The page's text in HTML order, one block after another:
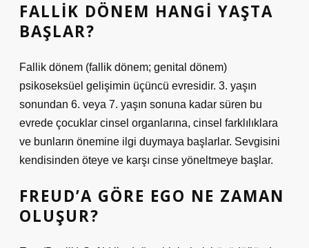
FALLIK DÖNEM HANGI YAŞTA
BAŞLAR?
Fallik dönem (fallik dönem; genital dönem)
psikoseksüel gelişimin üçüncü evresidir. 3. yaşın
sonundan 6. veya 7. yaşın sonuna kadar süren bu
evrede çocuklar cinsel organlarına, cinsel farklılıklara
ve bunların önemine ilgi duymaya başlarlar. Sevgisini
kendisinden öteye ve karşı cinse yöneltmeye başlar.
FREUD’A GÖRE EGO NE ZAMAN
OLUŞUR?